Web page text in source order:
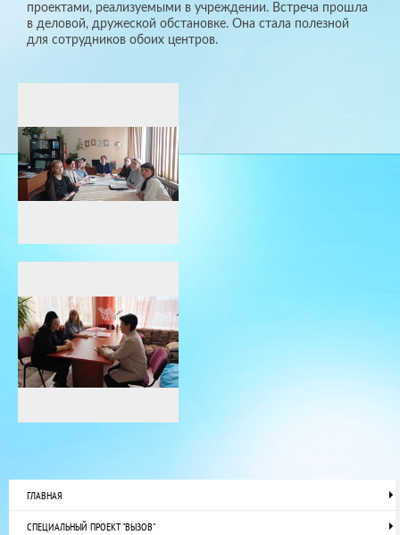
проектами, реализуемыми в учреждении. Встреча прошла
в деловой, дружеской обстановке. Она стала полезной
для сотрудников обоих центров.
ГЛАВНАЯ
СПЕЦИАЛЬНЫЙ ПРОЕКТ "ВЫЗОВ"